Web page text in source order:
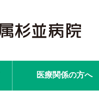
医療関係の方へ